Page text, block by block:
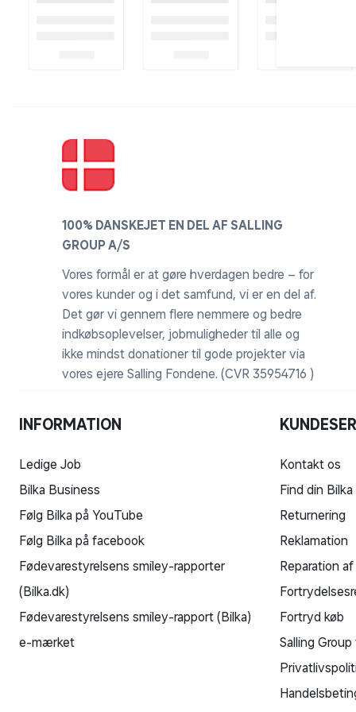
100% DANSKEJET EN DEL AF SALLING
GROUP A/S
Vores formål er at gøre hverdagen bedre – for
vores kunder og i det samfund, vi er en del af.
Det gør vi gennem flere nemmere og bedre
indkøbsoplevelser, jobmuligheder til alle og
ikke mindst donationer til gode projekter via
vores ejere Salling Fondene. (CVR 35954716 )
INFORMATION
Ledige Job
Bilka Business
Følg Bilka på YouTube
Følg Bilka på facebook
Fødevarestyrelsens smiley-rapporter
(Bilka.dk)
Fødevarestyrelsens smiley-rapport (Bilka)
e-mærket
Kontakt os
Find din Bilka
Returnering
Reklamation
Reparation
Fortryd køb
Salling